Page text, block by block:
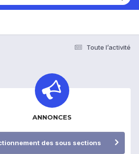
Toute l’activité
ANNONCES
des sous sections